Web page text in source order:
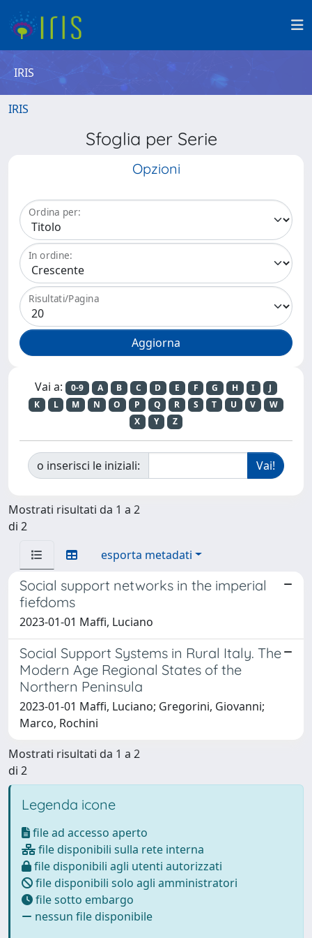
IRIS
IRIS
Sfoglia per Serie
Opzioni
Ordina per:
In ordine:
Risultati/Pagina
Vai a: 0-9 A B C D E F G H I
J
K
L M N O P Q R S T U V
W
X
Y Z
o inserisci le iniziali:
Mostrati risultati da 1 a 2
di 2
esporta metadati
Social support networks in the imperial
fiefdoms
2023-01-01 Maffi, Luciano
Social Support Systems in Rural Italy. The
Modern Age Regional States of the
Northern Peninsula
2023-01-01 Maffi, Luciano; Gregorini, Giovanni;
Marco, Rochini
Mostrati risultati da 1 a 2
di 2
Legenda icone
file ad accesso aperto
file disponibili sulla rete interna
file disponibili agli utenti autorizzati
file disponibili solo agli amministratori
file sotto embargo
nessun file disponibile